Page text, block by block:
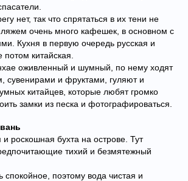
нет, так что спрятаться в их тени не
очень много кафешек, в основном с
Кухня в первую очередь русская и
китайская.
оживленный и шумный, по нему ходят
сувенирами и фруктами, гуляют и
китайцев, которые любят громко
замки из песка и фотографироваться.
роскошная бухта на острове. Тут
тихий и безмятежный
спокойное, поэтому вода чистая и